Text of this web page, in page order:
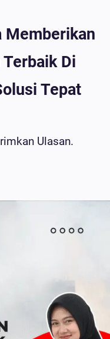
Memberikan
Terbaik Di
Tepat
Ulasan.